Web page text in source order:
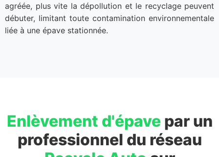
agréée, plus vite la dépollution et le recyclage peuvent
débuter, limitant toute contamination environnementale
liée à une épave stationnée.
Enlèvement d'épavepar un
professionnel du réseau